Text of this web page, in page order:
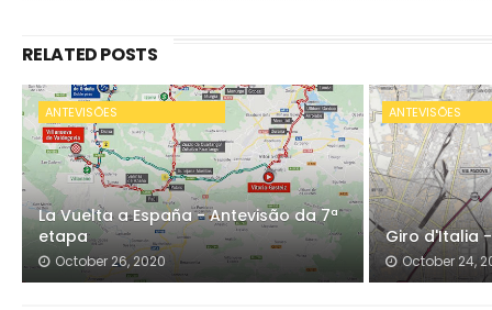
RELATED POSTS
ANTEVISÕES
La Vuelta a España - Antevisão da 7ª
etapa
October 26, 2020
ANTEVISÕES
Giro d'Italia
October 24,